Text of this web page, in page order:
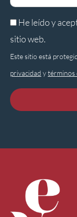
He leído y
sitio web.
Este sitio está
privacidad ytérminos